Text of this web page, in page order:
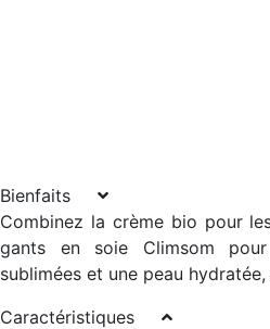
Bienfaits
Combinez la crème bio pour
gants en soie Climsom
sublimées et une peau
Caractéristiques